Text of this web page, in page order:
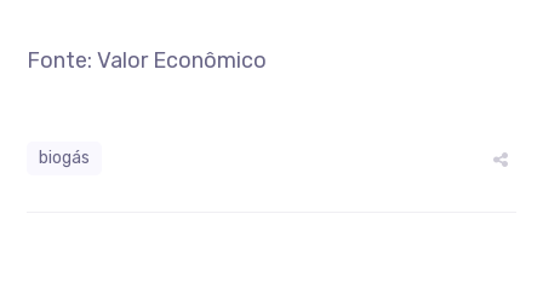
Fonte: Valor Econômico
biogás